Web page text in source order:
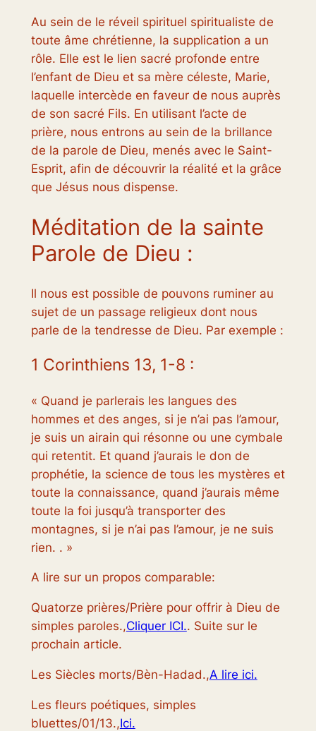
Au sein de le réveil spirituel spiritualiste de
toute âme chrétienne, la supplication a un
rôle. Elle est le lien sacré profonde entre
l’enfant de Dieu et sa mère céleste, Marie,
laquelle intercède en faveur de nous auprès
de son sacré Fils. En utilisant l’acte de
prière, nous entrons au sein de la brillance
de la parole de Dieu, menés avec le Saint-
Esprit, afin de découvrir la réalité et la grâce
que Jésus nous dispense.
Méditation de la sainte
Parole de Dieu :
Il nous est possible de pouvons ruminer au
sujet de un passage religieux dont nous
parle de la tendresse de Dieu. Par exemple :
1 Corinthiens 13, 1-8 :
« Quand je parlerais les langues des
hommes et des anges, si je n’ai pas l’amour,
je suis un airain qui résonne ou une cymbale
qui retentit. Et quand j’aurais le don de
prophétie, la science de tous les mystères et
toute la connaissance, quand j’aurais même
toute la foi jusqu’à transporter des
montagnes, si je n’ai pas l’amour, je ne suis
rien. . »
A lire sur un propos comparable:
Quatorze prières/Prière pour offrir à Dieu de
simples paroles.,Cliquer ICI.. Suite sur le
prochain article.
Les Siècles morts/Bèn-Hadad.,A lire ici.
Les fleurs poétiques, simples
bluettes/01/13.,Ici.